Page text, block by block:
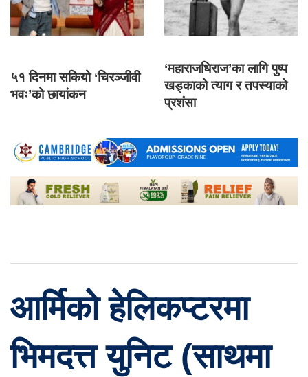
५१ दिनमा सकियो ‘चिरञ्जीवी
भवः’को छायांकन
‘महाराजधिराज’का लागि पुष्प
खड्काको त्याग र तपस्याको
प्रशंसा
आर्मिको हेलिकप्टरमा
भिमदत्त युनिट (साथमा